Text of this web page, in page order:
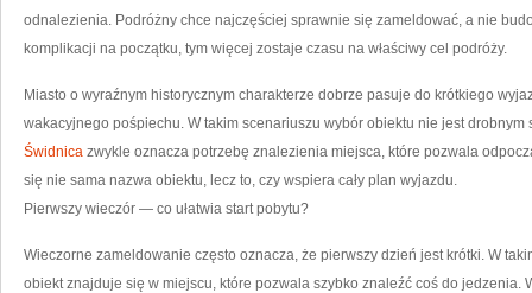
odnalezienia. Podróżny chce najczęściej sprawnie się zameldować, a nie
komplikacji na początku, tym więcej zostaje czasu na właściwy cel podróży.
Miasto o wyraźnym historycznym charakterze dobrze pasuje do krótkiego
wakacyjnego pośpiechu. W takim scenariuszu wybór obiektu nie jest drobnym
Świdnica zwykle oznacza potrzebę znalezienia miejsca, które pozwala
się nie sama nazwa obiektu, lecz to, czy wspiera cały plan wyjazdu.
Pierwszy wieczór — co ułatwia start pobytu?
Wieczorne zameldowanie często oznacza, że pierwszy dzień jest krótki. W
obiekt znajduje się w miejscu, które pozwala szybko znaleźć coś do jedzenia.